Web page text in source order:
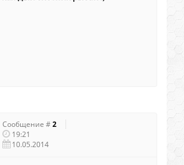
Сообщение #2
19:21
10.05.2014